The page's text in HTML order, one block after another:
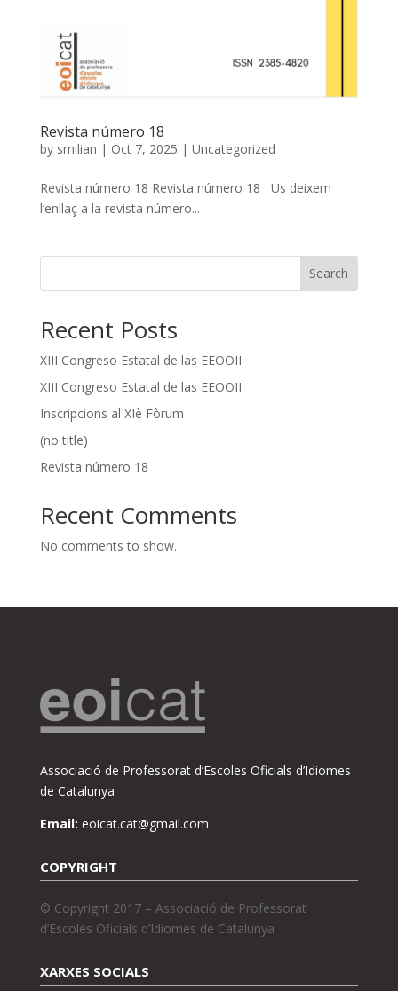
Revista número 18
by smilian | Oct 7, 2025 | Uncategorized
Revista número 18 Revista número 18 Us deixem
l’enllaç a la revista número...
Search
Recent Posts
XIII Congreso Estatal de las EEOOII
XIII Congreso Estatal de las EEOOII
Inscripcions al XIè Fòrum
(no title)
Revista número 18
Recent Comments
No comments to show.
Associació de Professorat d’Escoles Oficials d’Idiomes
de Catalunya
Email: eoicat.cat@gmail.com
COPYRIGHT
© Copyright 2017 – Associació de Professorat
d’Escoles Oficials d’Idiomes de Catalunya
XARXES SOCIALS